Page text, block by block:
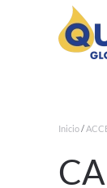
Ir al
Inicio/